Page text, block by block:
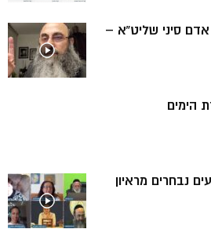
סיני שליט”א –
הימים
נבחרים מראיון